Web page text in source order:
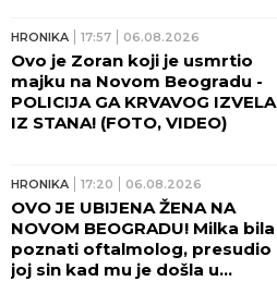
HRONIKA 17:57 06.08.2026
Ovo je Zoran koji je usmrtio
majku na Novom Beogradu -
POLICIJA GA KRVAVOG IZVELA
IZ STANA! (FOTO, VIDEO)
HRONIKA 17:20 06.08.2026
OVO JE UBIJENA ŽENA NA
NOVOM BEOGRADU! Milka bila
poznati oftalmolog, presudio
joj sin kad mu je došla u